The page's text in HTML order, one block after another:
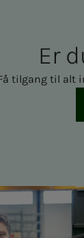
Er
tilgang til alt